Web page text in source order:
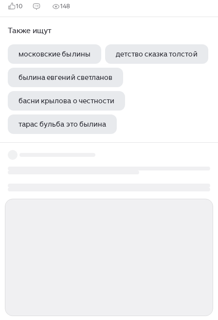
10 148
Также ищут
московские былины детство сказка толстой
былина евгений светланов
басни крылова о честности
тарас бульба это былина